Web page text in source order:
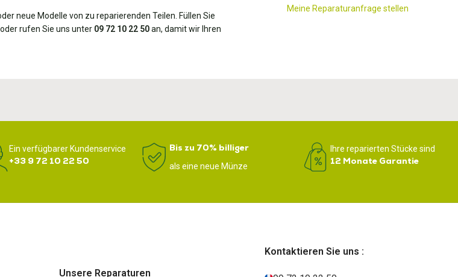
neue Modelle von zu reparierenden Teilen. Füllen Sie
rufen Sie uns unter 09 72 10 22 50an, damit wir Ihren
Meine Reparaturanfrage stellen
Ein verfügbarer Kundenservice
+33 9 72 10 22 50
Bis zu 70% billiger
als eine neue Münze
Ihre reparierten Stücke sind
12 Monate Garantie
Unsere Reparaturen
Kontaktieren Sie uns :